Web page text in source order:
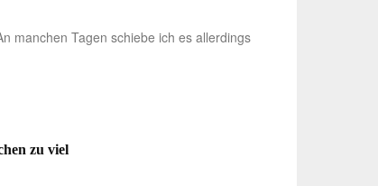
manchen Tagen schiebe ich es allerdings
zu viel